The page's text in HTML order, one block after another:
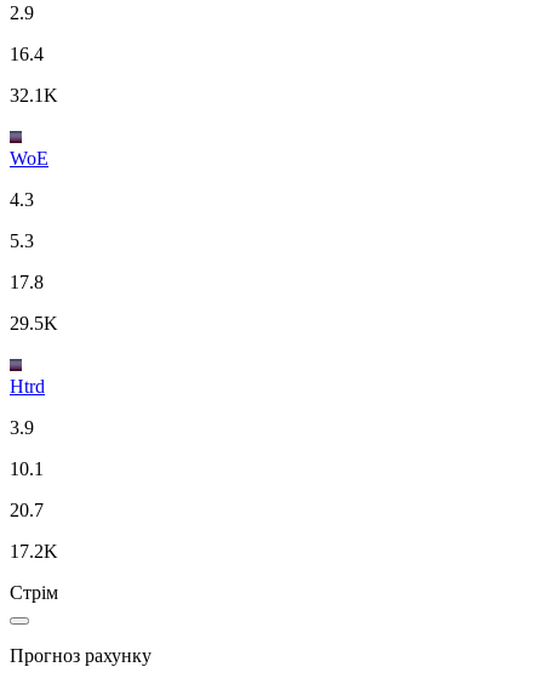
2.9
16.4
32.1K
WoE
4.3
5.3
17.8
29.5K
Htrd
3.9
10.1
20.7
17.2K
Стрім
Прогноз рахунку